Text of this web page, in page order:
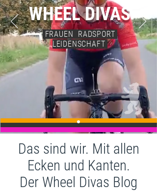
WHEEL DIVAS
FRAUEN RADSPORT
LEIDENSCHAFT
Das sind wir. Mit allen
Ecken und Kanten.
Der Wheel Divas Blog